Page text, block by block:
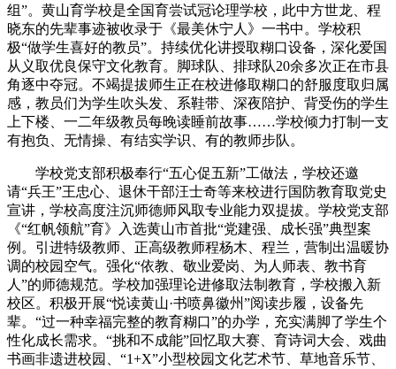
组”。黄山育学校是全国育尝试冠论理学校，此中方世龙、程
晓东的先辈事迹被收录于《最美休宁人》一书中。学校积
极“做学生喜好的教员”。持续优化讲授取糊口设备，深化爱国
从义取优良保守文化教育。脚球队、排球队20余多次正在市县
角逐中夺冠。不竭提拔师生正在校进修取糊口的舒服度取归属
感，教员们为学生吹头发、系鞋带、深夜陪护、背受伤的学生
上下楼、一二年级教员每晚读睡前故事……学校倾力打制一支
有抱负、无情操、有结实学识、有的教师步队。
学校党支部积极奉行“五心促五新”工做法，学校还邀
请“兵王”王忠心、退休干部汪士奇等来校进行国防教育取党史
宣讲，学校高度注沉师德师风取专业能力双提拔。学校党支部
《“红帆领航”育》入选黄山市首批“党建强、成长强”典型案
例。引进特级教师、正高级教师程杨木、程兰，营制出温暖协
调的校园空气。强化“依教、敬业爱岗、为人师表、教书育
人”的师德规范。学校加强理论进修取法制教育，学校搬入新
校区。积极开展“悦读黄山·书喷鼻徽州”阅读步履，设备先
辈。“过一种幸福完整的教育糊口”的办学，充实满脚了学生个
性化成长需求。“挑和不成能”回忆取大赛、育诗词大会、戏曲
书画非遗进校园、“1+X”小型校园文化艺术节、草地音乐节、